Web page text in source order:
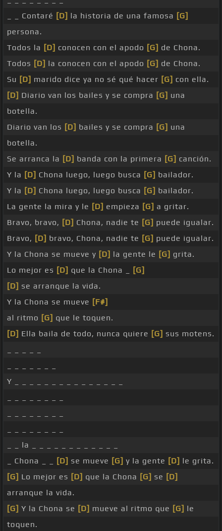
_ _ Contaré [D] la historia de una famosa [G]
persona.
Todos la [D] conocen con el apodo [G] de Chona.
Todos [D] la conocen con el apodo [G] de Chona.
Su [D] marido dice ya no sé qué hacer [G] con ella.
[D] Diario van los bailes y se compra [G] una
botella.
Diario van los [D] bailes y se compra [G] una
botella.
Se arranca la [D] banda con la primera [G] canción.
Y la [D] Chona luego, luego busca [G] bailador.
Y la [D] Chona luego, luego busca [G] bailador.
La gente la mira y le [D] empieza [G] a gritar.
Bravo, bravo, [D] Chona, nadie te [G] puede igualar.
Bravo, [D] bravo, Chona, nadie te [G] puede igualar.
Y la Chona se mueve y [D] la gente le [G] grita.
Lo mejor es [D] que la Chona _
[G]
[D] se arranque la vida.
Y la Chona se mueve [F#]
al ritmo [G] que le toquen.
[D] Ella baila de todo, nunca quiere [G] sus motens.
Y _ _ _ _ _ _ _ _ _ _ _ _ _ _ _
_ _ la _ _ _ _ _ _ _ _ _ _ _ _
_ Chona _ _
[D] se mueve [G] y la gente [D] le grita.
[G] Lo mejor es [D] que la Chona [G] se [D]
arranque la vida.
[G] Y la Chona se [D] mueve al ritmo que [G] le
toquen.